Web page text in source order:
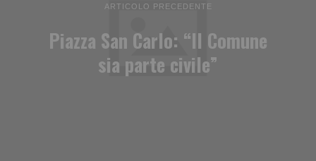
ARTICOLO PRECEDENTE
Piazza San Carlo: “Il Comune
sia parte civile”